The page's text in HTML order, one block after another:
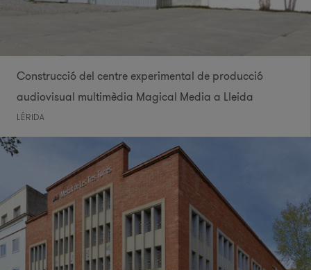
Construcció del centre experimental de producció
audiovisual multimèdia Magical Media a Lleida
LÉRIDA